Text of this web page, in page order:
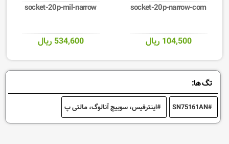
socket-20p-mil-narrow
534,600 ریال
socket-20p-narrow-com
104,500 ریال
تگ ها:
SN75161AN اینترفیس، سوییچ آنالوگ، مالتی پ